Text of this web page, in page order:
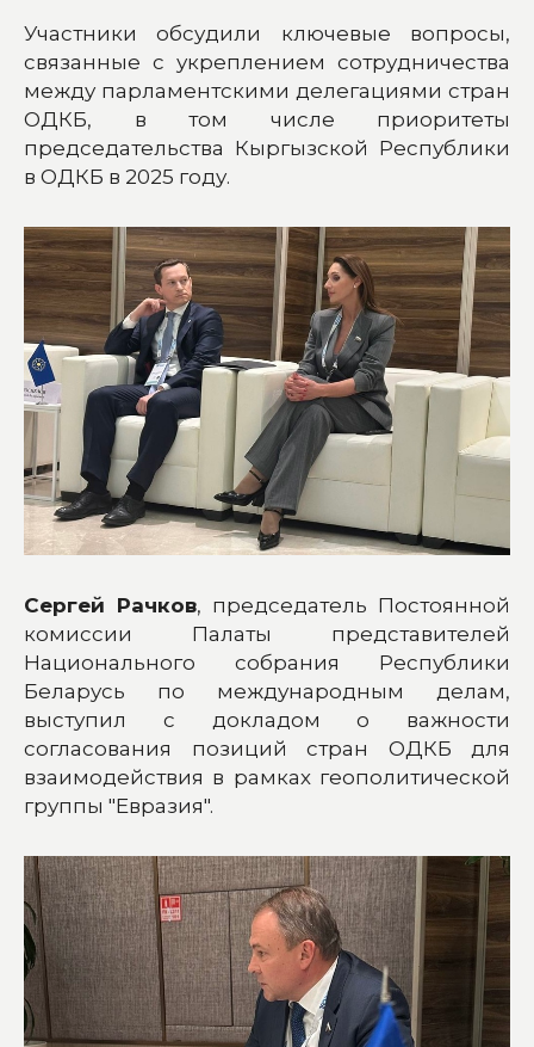
Участники обсудили ключевые вопросы,
связанные с укреплением сотрудничества
между парламентскими делегациями стран
ОДКБ, в том числе приоритеты
председательства Кыргызской Республики
в ОДКБ в 2025 году.
Сергей Рачков, председатель Постоянной
комиссии Палаты представителей
Национального собрания Республики
Беларусь по международным делам,
выступил с докладом о важности
согласования позиций стран ОДКБ для
взаимодействия в рамках геополитической
группы "Евразия".